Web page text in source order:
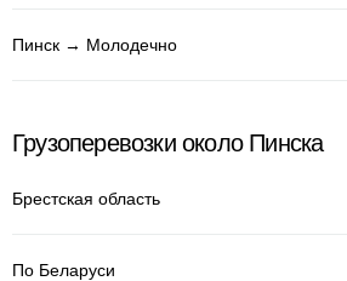
Пинск → Молодечно
Грузоперевозки около Пинска
Брестская область
По Беларуси